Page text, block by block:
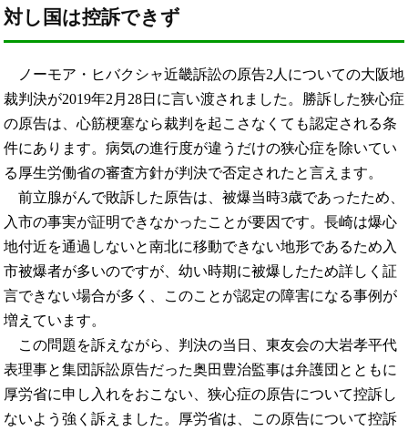
対し国は控訴できず
ノーモア・ヒバクシャ近畿訴訟の原告2人についての大阪地
裁判決が2019年2月28日に言い渡されました。勝訴した狭心症
の原告は、心筋梗塞なら裁判を起こさなくても認定される条
件にあります。病気の進行度が違うだけの狭心症を除いてい
る厚生労働省の審査方針が判決で否定されたと言えます。
前立腺がんで敗訴した原告は、被爆当時3歳であったため、
入市の事実が証明できなかったことが要因です。長崎は爆心
地付近を通過しないと南北に移動できない地形であるため入
市被爆者が多いのですが、幼い時期に被爆したため詳しく証
言できない場合が多く、このことが認定の障害になる事例が
増えています。
この問題を訴えながら、判決の当日、東友会の大岩孝平代
表理事と集団訴訟原告だった奥田豊治監事は弁護団とともに
厚労省に申し入れをおこない、狭心症の原告について控訴し
ないよう強く訴えました。厚労省は、この原告について控訴